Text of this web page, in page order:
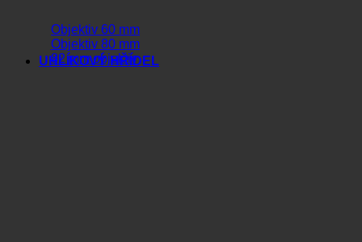
Objektiv 60 mm
Objektiv 80 mm
82 mm objektiv
UHLÍKOVÝ HŘÍDEL